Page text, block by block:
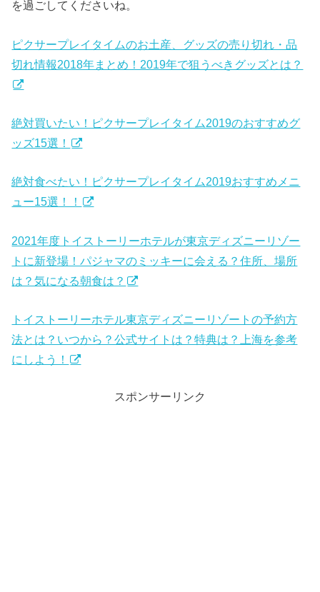
を過ごしてくださいね。
ピクサープレイタイムのお土産、グッズの売り切れ・品
切れ情報2018年まとめ！2019年で狙うべきグッズとは？
絶対買いたい！ピクサープレイタイム2019のおすすめグ
ッズ15選！
絶対食べたい！ピクサープレイタイム2019おすすめメニ
ュー15選！！
2021年度トイストーリーホテルが東京ディズニーリゾー
トに新登場！パジャマのミッキーに会える？住所、場所
は？気になる朝食は？
トイストーリーホテル東京ディズニーリゾートの予約方
法とは？いつから？公式サイトは？特典は？上海を参考
にしよう！
スポンサーリンク